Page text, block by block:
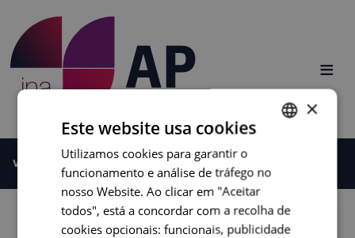
≡
Você está aqui: Página de Entrada
Banner
Logo
ENGLISH
×
Este website usa cookies
Utilizamos cookies para garantir o
funcionamento e análise de tráfego no
nosso Website. Ao clicar em "Aceitar
todos", está a concordar com a recolha de
cookies opcionais: funcionais, publicidade